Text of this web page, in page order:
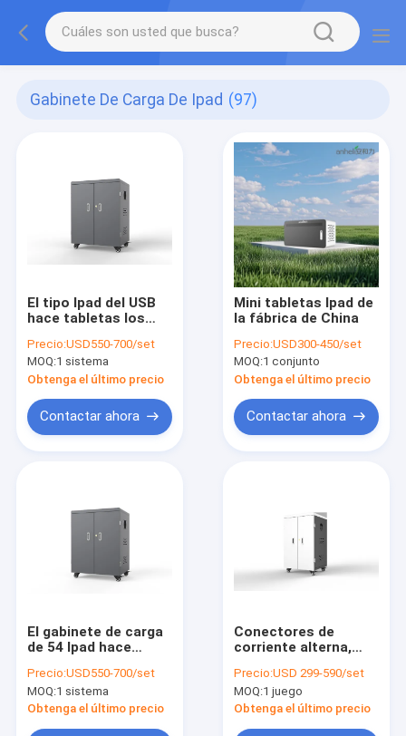
Gabinete De Carga De Ipad (97)
El tipo Ipad del USB
hace tabletas los
gabinete 54 que
cargan el carro
Precio:USD550-700/set
MOQ:1 sistema
Obtenga el último precio
Contactar ahora
Mini tabletas Ipad de
la fábrica de China
Precio:USD300-450/set
MOQ:1 conjunto
Obtenga el último precio
Contactar ahora
El gabinete de carga
de 54 Ipad hace
de la carga por USB
con las cerraduras y
las llaves
Precio:USD550-700/set
MOQ:1 sistema
Obtenga el último precio
Conectores de
corriente alterna,
directa 42 puertos
Precio:USD 299-590/set
MOQ:1 juego
Obtenga el último precio